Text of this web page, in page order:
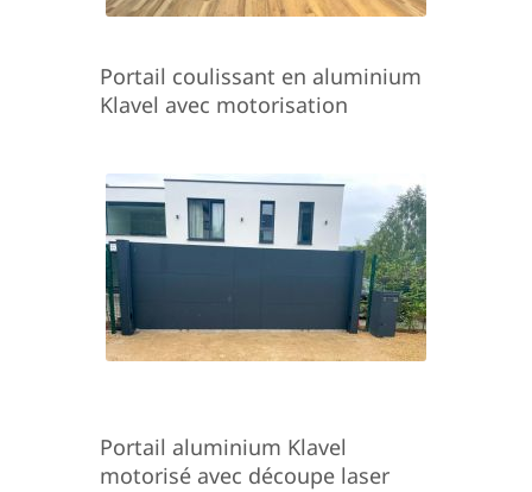
Portail coulissant en aluminium
Klavel avec motorisation
Portail aluminium Klavel
motorisé avec découpe laser